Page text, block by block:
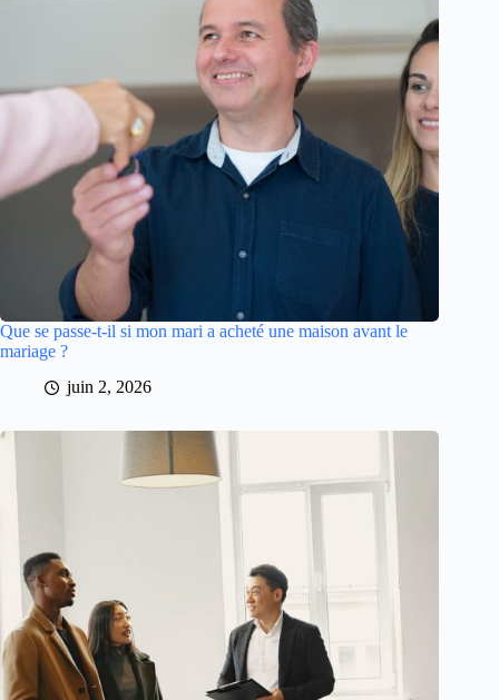
Que se passe-t-il si mon mari a acheté une maison avant le
mariage ?
juin 2, 2026